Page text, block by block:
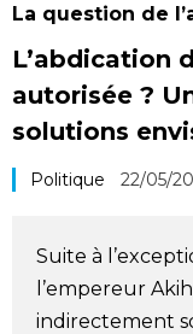
Économie
Société
Culture
Gastronomie
La question de
L’abdication
autorisée ?
solutions
Politique 22/05/
Suite à
l’empereur
indirectement